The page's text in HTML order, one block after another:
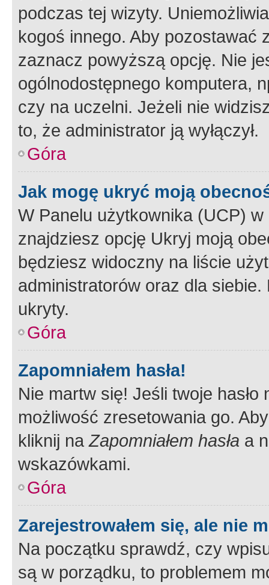
podczas tej wizyty.
kogoś innego. Aby pozostawać
zaznacz powyższą opcję. Nie
ogólnodostępnego komputera,
czy na uczelni. Jeżeli nie
to, że administrator ją wyłączył.
Góra
Jak mogę ukryć moją
W Panelu użytkownika (UCP) w
znajdziesz opcję Ukryj moją
będziesz widoczny na liście
administratorów oraz dla
ukryty.
Góra
Zapomniałem hasła!
Nie martw się! Jeśli twoje
możliwość zresetowania go.
kliknij naZapomniałem hasła a
wskazówkami.
Góra
Zarejestrowałem się, ale nie
Na początku sprawdź, czy
są w porządku, to problemem